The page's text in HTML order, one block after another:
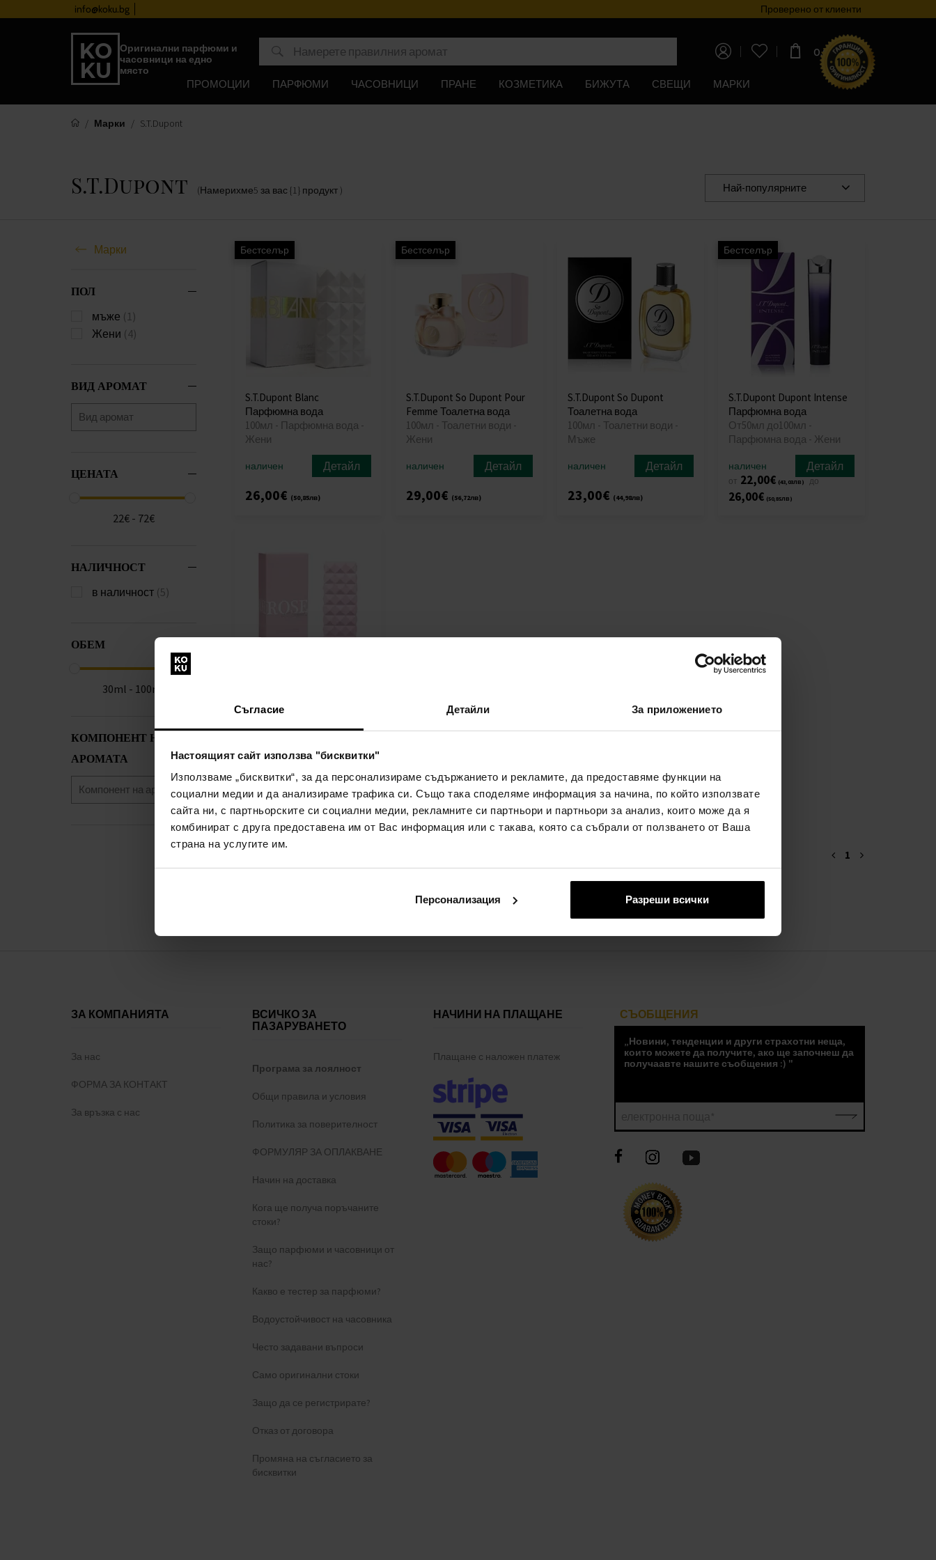
Съгласие Детайли За приложението
Настоящият сайт използва "бисквитки"
Използваме „бисквитки“, за да персонализираме съдържанието и рекламите, да предоставяме функции на
социални медии и да анализираме трафика си. Също така споделяме информация за начина, по който използвате
сайта ни, с партньорските си социални медии, рекламните си партньори и партньори за анализ, които може да я
комбинират с друга предоставена им от Вас информация или с такава, която са събрали от ползването от Ваша
страна на услугите им.
Персонализация Разреши всички
info@koku.bg Проверено от клиенти
Оригинални парфюми и
часовници на едно
място
0,00€ (0,00лв)
ПРОМОЦИИ ПАРФЮМИ ЧАСОВНИЦИ ПРАНЕ КОЗМЕТИКА БИЖУТА СВЕЩИ МАРКИ
Марки S.T.Dupont
S.T.Dupont (Намерихме5 за вас{1} продукт ) Най-популярните
Марки
ПОЛ
мъже (1)
Жени (4)
ВИД АРОМАТ
ЦЕНАТА
22€ - 72€
НАЛИЧНОСТ
в наличност (5)
ОБЕМ
30ml - 100ml
КОМПОНЕНТ НА
АРОМАТА
Бестселър
S.T.Dupont Blanc
Парфюмна вода
100мл - Парфюмна вода -
Жени
наличен Детайл
26,00€ (50,85лв)
Бестселър
S.T.Dupont So Dupont Pour
Femme Тоалетна вода
100мл - Тоалетни води -
Жени
наличен Детайл
29,00€ (56,72лв)
S.T.Dupont So Dupont
Тоалетна вода
100мл - Тоалетни води -
Мъже
наличен Детайл
23,00€ (44,98лв)
Бестселър
S.T.Dupont Dupont Intense
Парфюмна вода
От50мл до100мл -
Парфюмна вода - Жени
наличен Детайл
от 22,00€ (43,03лв) до
26,00€ (50,85лв)
100мл - Парфюмна вода -
наличен Детайл
72,00€(140,82лв)
1
ЗА КОМПАНИЯТА
За нас
ФОРМА ЗА КОНТАКТ
За връзка с нас
ВСИЧКО ЗА
ПАЗАРУВАНЕТО
Програма за лоялност
Общи правила и условия
Политика за поверителност
ФОРМУЛЯР ЗА ОПЛАКВАНЕ
Начин на доставка
Кога ще получа поръчаните
стоки?
Защо парфюми и часовници от
нас?
Какво е тестер за парфюми?
Водоустойчивост на часовника
Често задавани въпроси
Само оригинални стоки
Защо да се регистрирате?
Отказ от договора
Промяна на съгласието за
бисквитки
НАЧИНИ НА ПЛАЩАНЕ
Плащане с наложен платеж
СЪОБЩЕНИЯ
„Новини, тенденции и други страхотни неща,
които можете да получите, ако ще започнеш да
получаавте нашите съобщения :) "